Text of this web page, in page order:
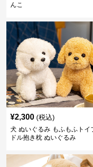
んこ
¥2,300 (税込)
犬 ぬいぐるみ もふもふトイ
ドル抱き枕 ぬいぐるみ